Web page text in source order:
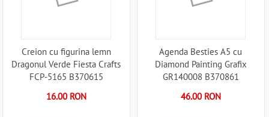
Creion cu figurina lemn
Dragonul Verde Fiesta Crafts
FCP-5165 B370615
16.00 RON
Agenda Besties A5 cu
Diamond Painting Grafix
GR140008 B370861
46.00 RON